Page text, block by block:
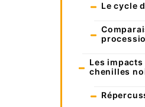
Le cycle
Les
chenilles